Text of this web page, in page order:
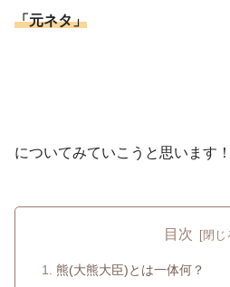
「元ネタ」
についてみていこうと思います！
目次
熊(大熊大臣)とは一体何？